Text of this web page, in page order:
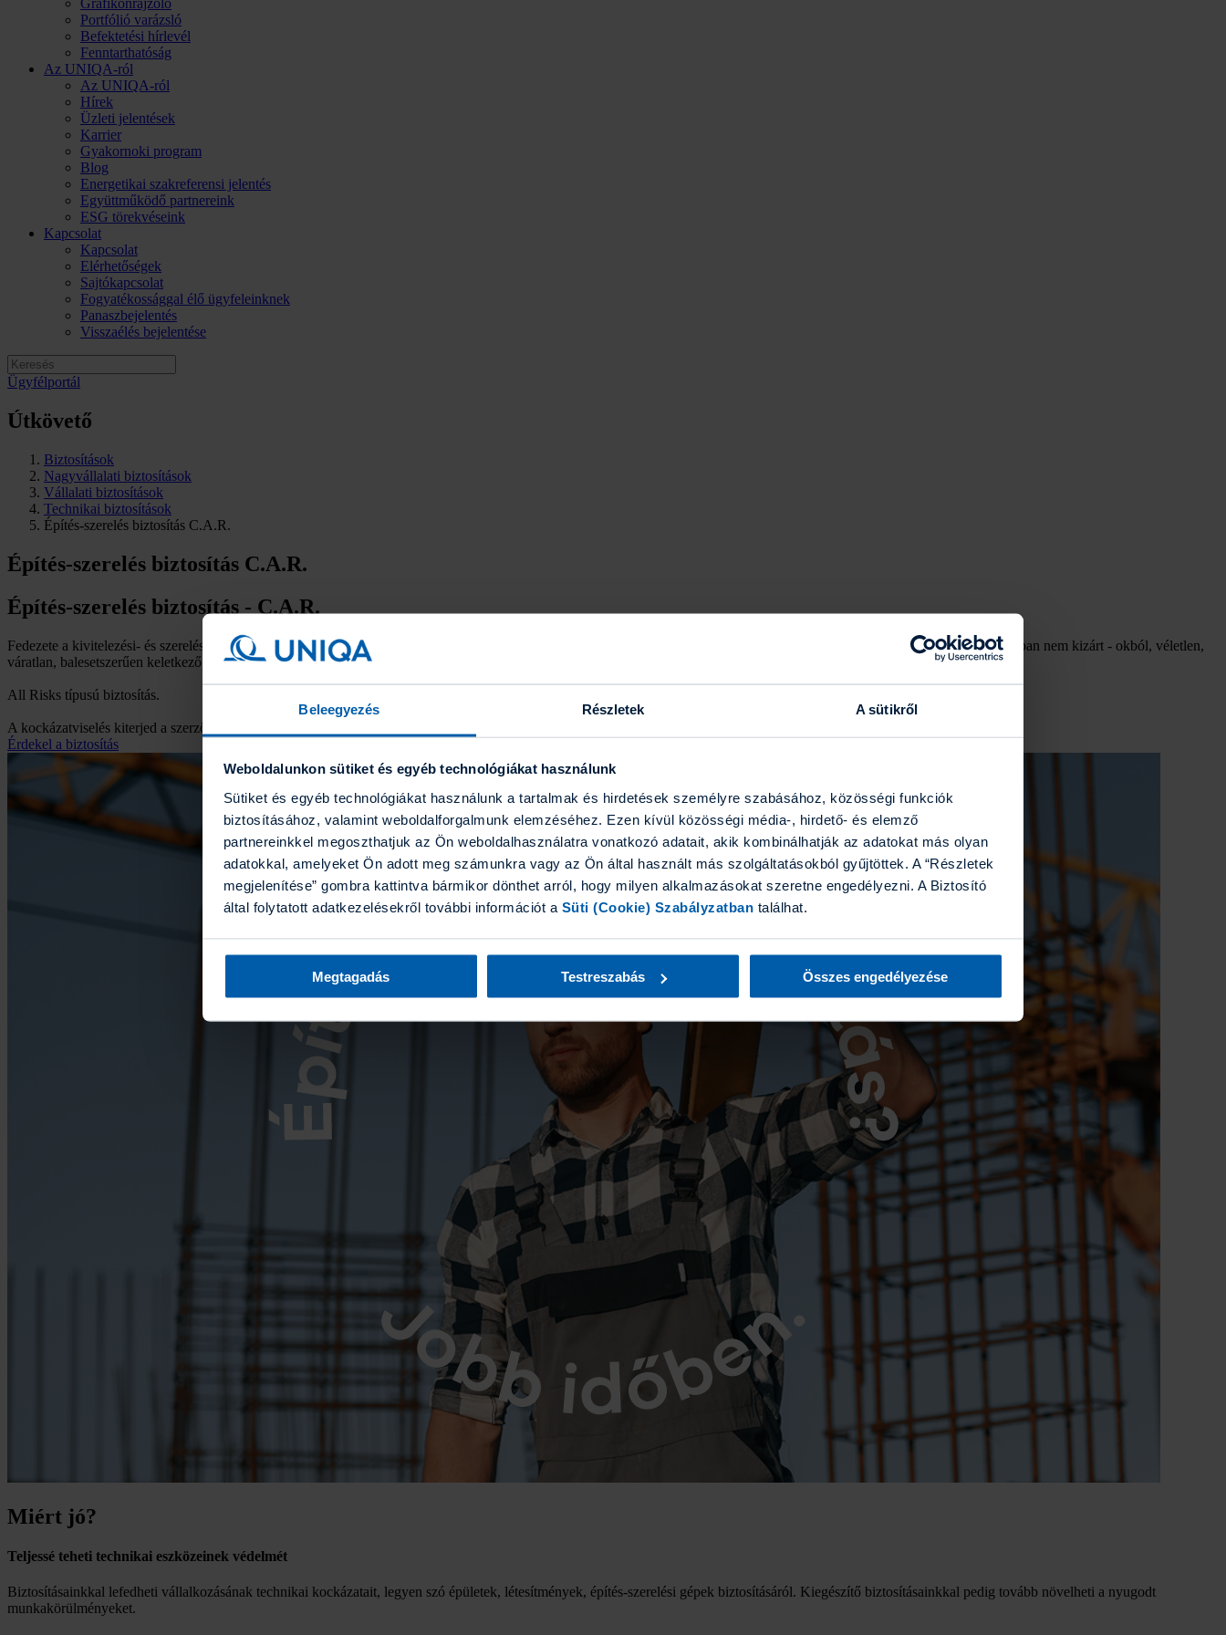
Beleegyezés Részletek A sütikről
Weboldalunkon sütiket és egyéb technológiákat használunk
Sütiket és egyéb technológiákat használunk a tartalmak és hirdetések személyre szabásához, közösségi funkciók
biztosításához, valamint weboldalforgalmunk elemzéséhez. Ezen kívül közösségi média-, hirdető- és elemző
partnereinkkel megoszthatjuk az Ön weboldalhasználatra vonatkozó adatait, akik kombinálhatják az adatokat más olyan
adatokkal, amelyeket Ön adott meg számunkra vagy az Ön által használt más szolgáltatásokból gyűjtöttek. A “Részletek
megjelenítése” gombra kattintva bármikor dönthet arról, hogy milyen alkalmazásokat szeretne engedélyezni. A Biztosító
által folytatott adatkezelésekről további információt a Süti (Cookie) Szabályzatban találhat.
Megtagadás Testreszabás Összes engedélyezése
Grafikonrajzoló
Portfólió varázsló
Befektetési hírlevél
Fenntarthatóság
Az UNIQA-ról
Az UNIQA-ról
Hírek
Üzleti jelentések
Karrier
Gyakornoki program
Blog
Energetikai szakreferensi jelentés
Együttműködő partnereink
ESG törekvéseink
Kapcsolat
Kapcsolat
Elérhetőségek
Sajtókapcsolat
Fogyatékossággal élő ügyfeleinknek
Panaszbejelentés
Visszaélés bejelentése
Ügyfélportál
Útkövető
Biztosítások
Nagyvállalati biztosítások
Vállalati biztosítások
Technikai biztosítások
Építés-szerelés biztosítás C.A.R.
Építés-szerelés biztosítás C.A.R.
Építés-szerelés biztosítás - C.A.R.
Fedezete a kivitelezési- és szerelési teljesítés tárgyát képező építményekben, ill. gépekben, berendezésben, a megvalósításhoz szükséges munkagépekben, bármely - a szabályzatban nem kizárt - okból, véletlen,
váratlan, balesetszerűen keletkező materiális károkra vonatkozik.
All Risks típusú biztosítás.
A kockázatviselés kiterjed a szerződésen kívüli harmadik személynek okozott károkra is. A fedezeti kör speciális többletkockázatokra is kiterjeszthető.
Érdekel a biztosítás
Miért jó?
Teljessé teheti technikai eszközeinek védelmét
Biztosításainkkal lefedheti vállalkozásának technikai kockázatait, legyen szó épületek, létesítmények, építés-szerelési gépek biztosításáról. Kiegészítő biztosításainkkal pedig tovább növelheti a nyugodt
munkakörülményeket.